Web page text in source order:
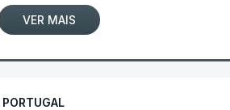
VER MAIS